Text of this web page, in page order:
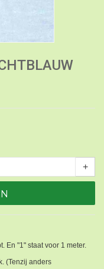
+
En "1" staat voor 1 meter.
(Tenzij anders